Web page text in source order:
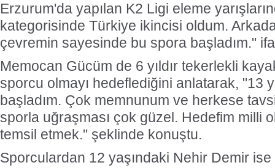
Erzurum'da yapılan K2 Ligi eleme
kategorisinde Türkiye ikincisi oldum.
çevremin sayesinde bu spora başladım."
Memocan Gücüm de 6 yıldır tekerlekli
sporcu olmayı hedeflediğini anlatarak, "13
başladım. Çok memnunum ve herkese
sporla uğraşması çok güzel. Hedefim milli
temsil etmek." şeklinde konuştu.
Sporculardan 12 yaşındaki Nehir Demir